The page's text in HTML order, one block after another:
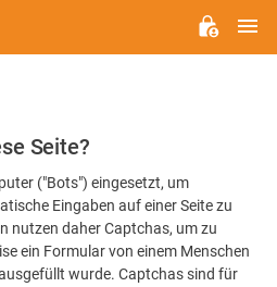
Seite?
("Bots") eingesetzt, um
Eingaben auf einer Seite zu
nutzen daher Captchas, um zu
ein Formular von einem Menschen
wurde. Captchas sind für